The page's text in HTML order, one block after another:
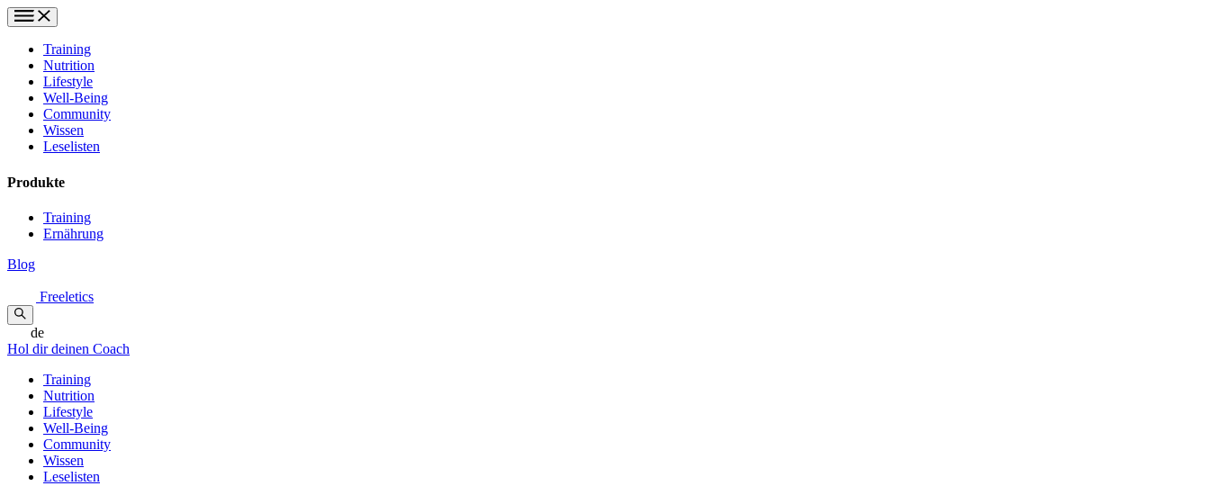
Training
Nutrition
Lifestyle
Well-Being
Community
Wissen
Leselisten
Produkte
Training
Ernährung
Blog
Freeletics
de
Hol dir deinen Coach
Training
Nutrition
Lifestyle
Well-Being
Community
Wissen
Leselisten